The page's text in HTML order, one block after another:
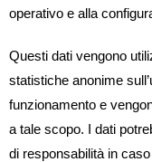
operativo e alla
Questi dati vengono
statistiche anonime
funzionamento e
a tale scopo. I dati
di responsabilità in